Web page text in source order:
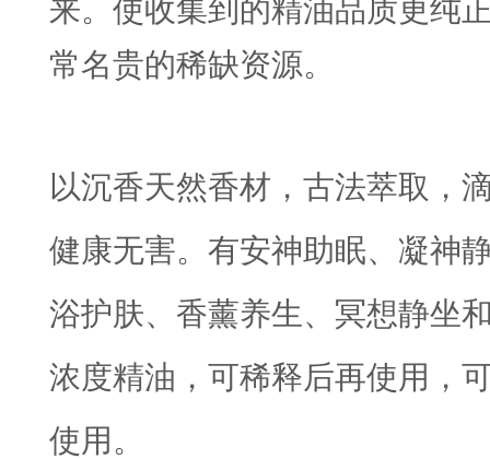
来。使收集到的精油品质更纯
常名贵的稀缺资源。
以沉香天然香材，古法萃取，
健康无害。有安神助眠、凝神
浴护肤、香薰养生、冥想静坐
浓度精油，可稀释后再使用，
使用。